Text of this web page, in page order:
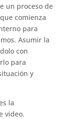
un proceso de
comienza
para
Asumir la
con
para
y
la
video.